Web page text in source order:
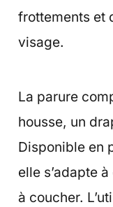
frottements et
visage.
La parure
housse, un
Disponible en
elle s’adapte
à coucher.